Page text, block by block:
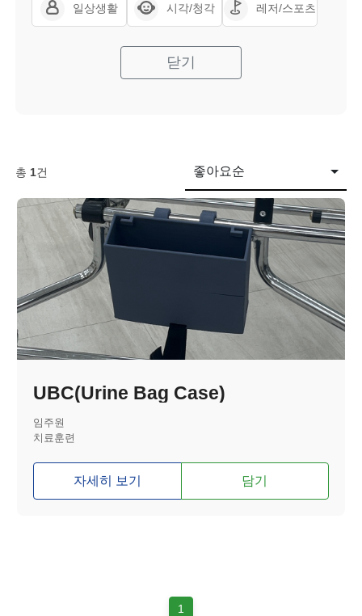
일상생활 시각/청각 레저/스포츠
닫기
총 1건 좋아요순
UBC(Urine Bag Case)
임주원
치료훈련
자세히 보기 담기
1